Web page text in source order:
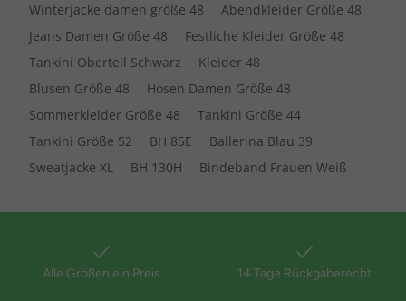
Winterjacke damen größe 48
Abendkleider Größe 48
Jeans Damen Größe 48
Festliche Kleider Größe 48
Tankini Oberteil Schwarz
Kleider 48
Blusen Größe 48
Hosen Damen Größe 48
Sommerkleider Größe 48
Tankini Größe 44
Tankini Größe 52
BH 85E
Ballerina Blau 39
Sweatjacke XL
BH 130H Bindeband Frauen Weiß
Alle Größen ein Preis 14 Tage Rückgaberecht